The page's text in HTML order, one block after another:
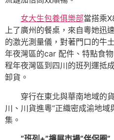
女大生包養俱樂部當搭乘
上了廣州的餐桌，來自粵她迅
的激光測量儀，對著門口的牛
年夜灣區的car 配件、特點食
程年夜灣區到四川的班列運抵
卸貨。
穿行在東北與華南地域的
川、川貨進粵”正織密成渝地
集。